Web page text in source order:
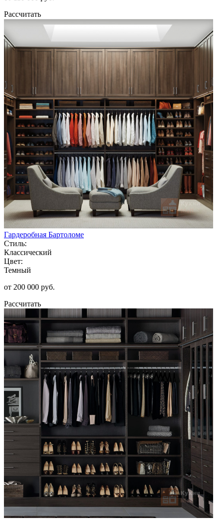
Рассчитать
Гардеробная Бартоломе
Стиль:
Классический
Цвет:
Темный
от 200 000 руб.
Рассчитать